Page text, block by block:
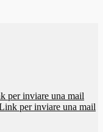
per inviare una mail
per inviare una mail